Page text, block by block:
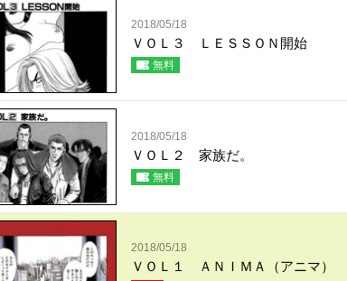
2018/05/18
ＶＯＬ３ ＬＥＳＳＯＮ開始
無料
2018/05/18
ＶＯＬ２ 家族だ。
無料
2018/05/18
ＶＯＬ１ ＡＮＩＭＡ（アニマ）